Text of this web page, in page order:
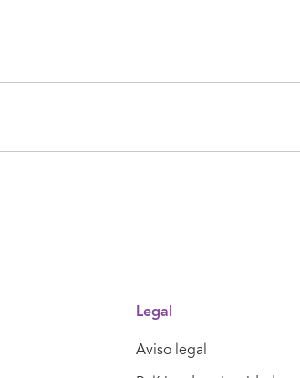
Legal
Aviso legal